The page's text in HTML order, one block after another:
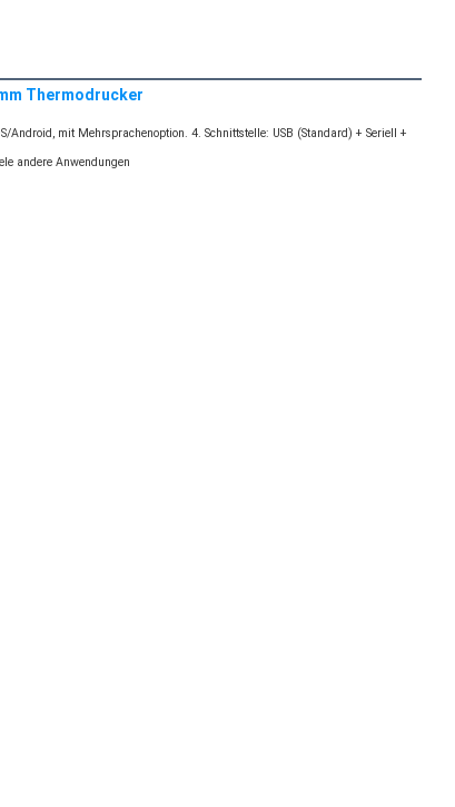
Thermodrucker
mit Mehrsprachenoption. 4. Schnittstelle: USB (Standard) + Seriell +
andere Anwendungen